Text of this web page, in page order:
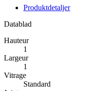
Produktdetaljer
Datablad
Hauteur
1
Largeur
1
Vitrage
Standard